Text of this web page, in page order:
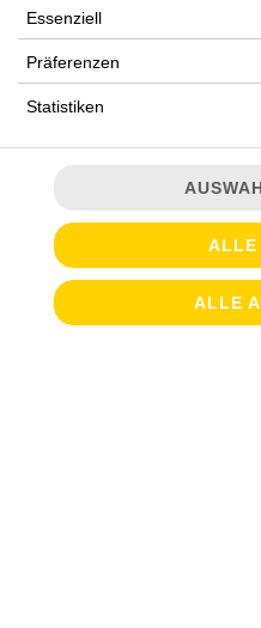
JETZT
Essenziell
Präferenzen
Statistiken
ALLE
ALLE